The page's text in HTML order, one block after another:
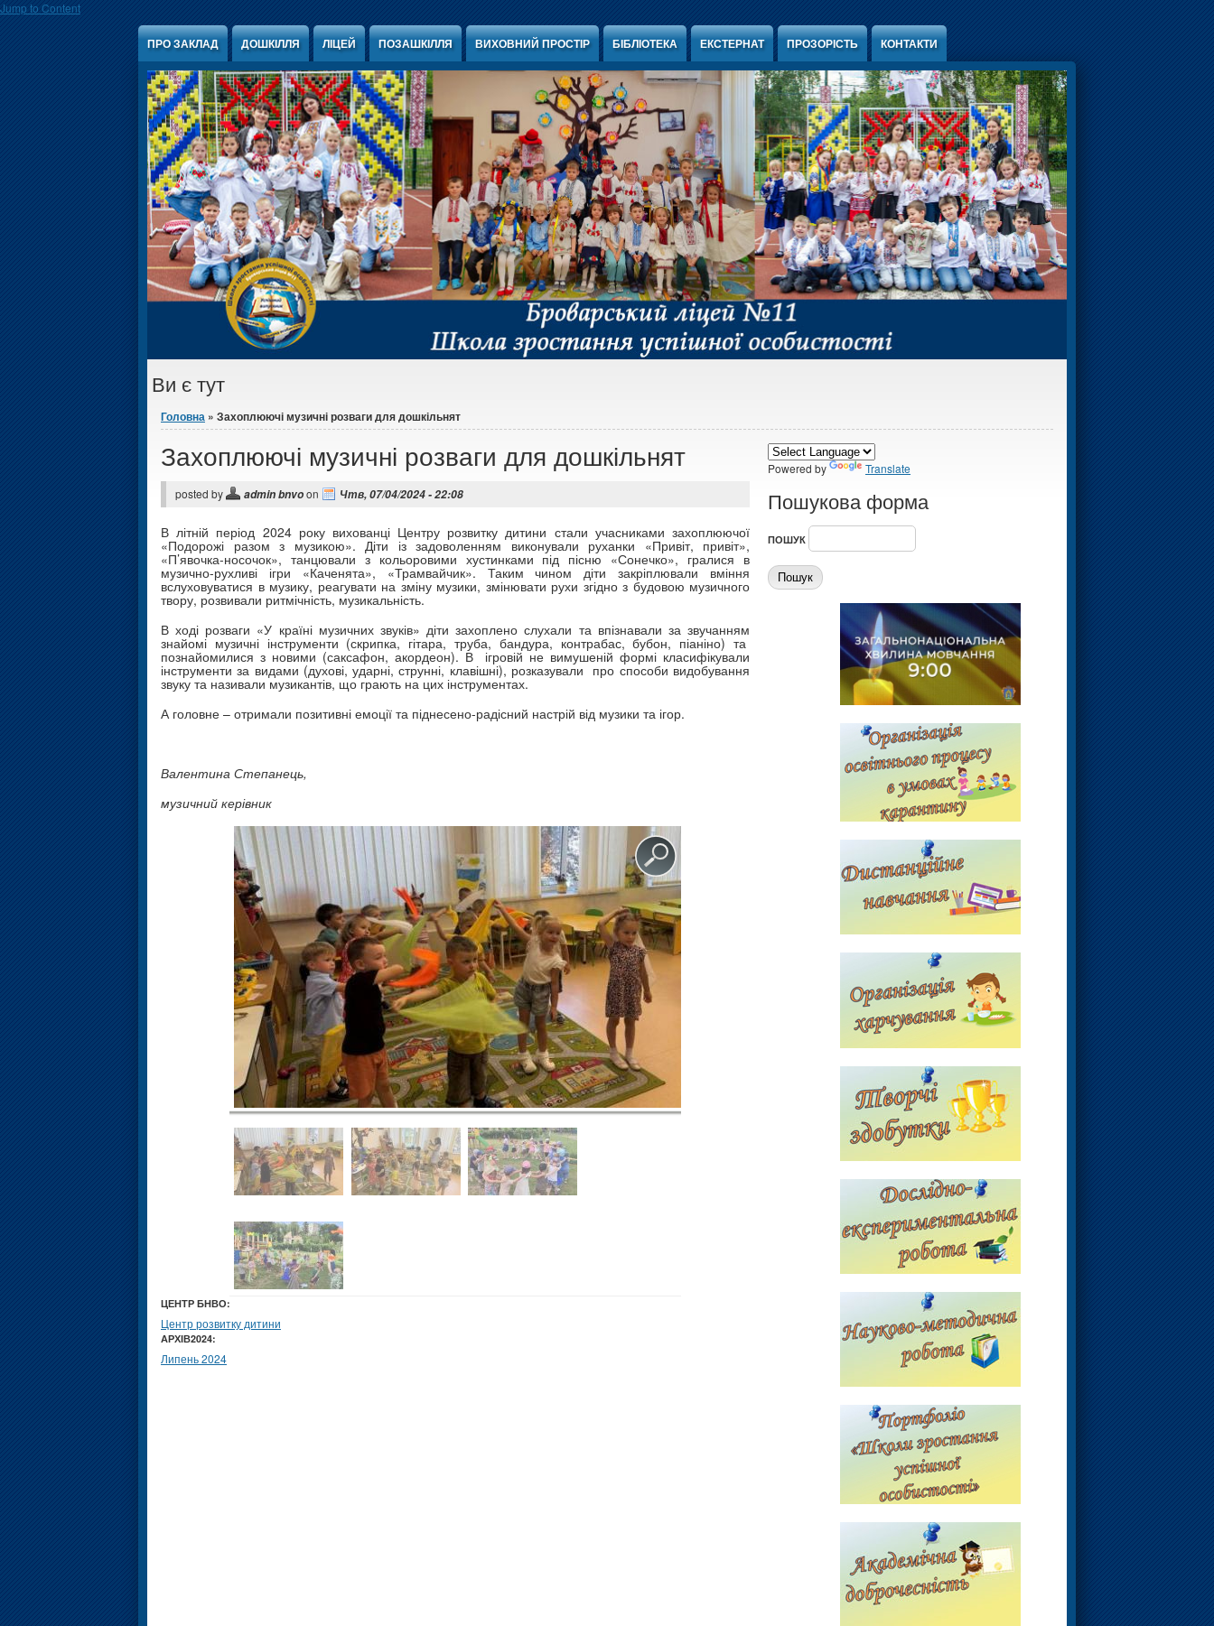
Jump to Content
ПРО ЗАКЛАД ДОШКІЛЛЯ ЛІЦЕЙ ПОЗАШКІЛЛЯ ВИХОВНИЙ ПРОСТІР БІБЛІОТЕКА ЕКСТЕРНАТ ПРОЗОРІСТЬ КОНТАКТИ
Ви є тут
Головна » Захоплюючі музичні розваги для дошкільнят
Захоплюючі музичні розваги для дошкільнят
posted by admin bnvoon Чтв, 07/04/2024 - 22:08
В літній період 2024 року вихованці Центру розвитку дитини стали учасниками захоплюючої
«Подорожі разом з музикою». Діти із задоволенням виконували руханки «Привіт, привіт»,
«П’явочка-носочок», танцювали з кольоровими хустинками під пісню «Сонечко», гралися в
музично-рухливі ігри «Каченята», «Трамвайчик». Таким чином діти закріплювали вміння
вслуховуватися в музику, реагувати на зміну музики, змінювати рухи згідно з будовою музичного
твору, розвивали ритмічність, музикальність.
В ході розваги «У країні музичних звуків» діти захоплено слухали та впізнавали за звучанням
знайомі музичні інструменти (скрипка, гітара, труба, бандура, контрабас, бубон, піаніно) та
познайомилися з новими (саксафон, акордеон). В ігровій не вимушеній формі класифікували
інструменти за видами (духові, ударні, струнні, клавішні), розказували про способи видобування
звуку та називали музикантів, що грають на цих інструментах.
А головне – отримали позитивні емоції та піднесено-радісний настрій від музики та ігор.
Валентина Степанець,
музичний керівник
ЦЕНТР БНВО:
Центр розвитку дитини
АРХІВ2024:
Липень 2024
Powered by Translate
Пошукова форма
ПОШУК